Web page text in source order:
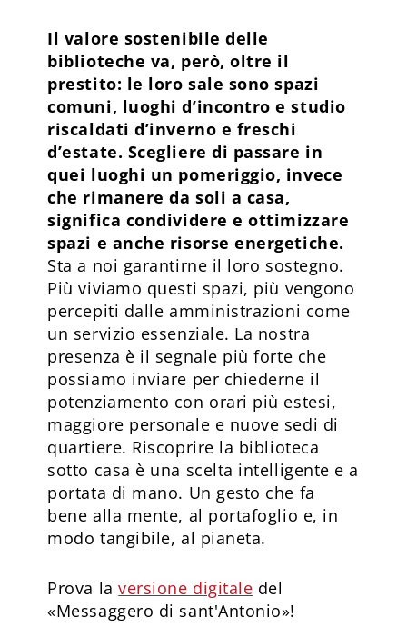
Il valore sostenibile delle
biblioteche va, però, oltre il
prestito: le loro sale sono spazi
comuni, luoghi d’incontro e studio
riscaldati d’inverno e freschi
d’estate. Scegliere di passare in
quei luoghi un pomeriggio, invece
che rimanere da soli a casa,
significa condividere e ottimizzare
spazi e anche risorse energetiche.
Sta a noi garantirne il loro sostegno.
Più viviamo questi spazi, più vengono
percepiti dalle amministrazioni come
un servizio essenziale. La nostra
presenza è il segnale più forte che
possiamo inviare per chiederne il
potenziamento con orari più estesi,
maggiore personale e nuove sedi di
quartiere. Riscoprire la biblioteca
sotto casa è una scelta intelligente e a
portata di mano. Un gesto che fa
bene alla mente, al portafoglio e, in
modo tangibile, al pianeta.
Prova laversione digitale del
«Messaggero di sant'Antonio»!